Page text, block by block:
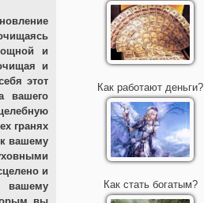
и
и
этот
вашего
гранях
к вашему
и
вашему
Как работают деньги?
Как стать богатым?